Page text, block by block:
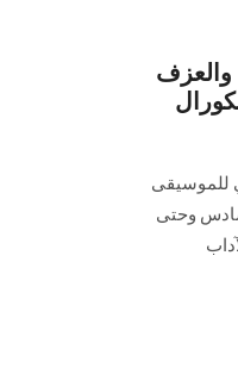
والعزف
للموسيقى
وحتى